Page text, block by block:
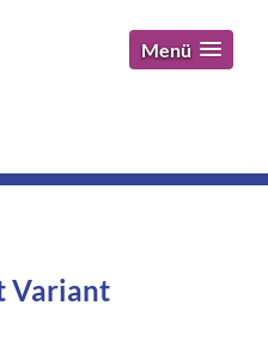
Menü
Variant